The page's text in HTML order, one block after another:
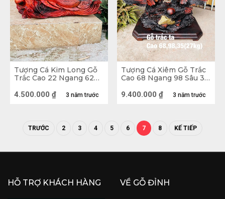
Tượng Cá Kim Long Gỗ
Trắc Cao 22 Ngang 62
3 năm trước
4.500.000 ₫
Tượng Cá Xiêm Gỗ Trắc
Cao 68 Ngang 98 Sâu 35
3 năm trước
9.400.000 ₫
TRƯỚC 2 3 4 5 6 7 8 KẾ TIẾP
HỖ TRỢ KHÁCH HÀNG VỀ GỖ ĐỈNH